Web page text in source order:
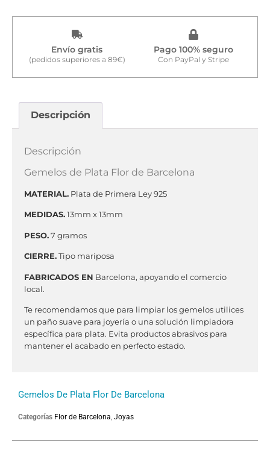
Envío gratis
(pedidos superiores a 89€)
Pago 100% seguro
Con PayPal y Stripe
Descripción
Descripción
Gemelos de Plata Flor de Barcelona
MATERIAL. Plata de Primera Ley 925
MEDIDAS.13mm x 13mm
PESO.7 gramos
CIERRE.Tipo mariposa
FABRICADOS EN Barcelona, apoyando el comercio
local.
Te recomendamos que para limpiar los gemelos utilices
un paño suave para joyería o una solución limpiadora
específica para plata. Evita productos abrasivos para
mantener el acabado en perfecto estado.
Gemelos De Plata Flor De Barcelona
Categorías Flor de Barcelona, Joyas